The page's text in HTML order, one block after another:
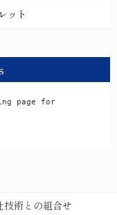
ット
page for
技術との組合せ